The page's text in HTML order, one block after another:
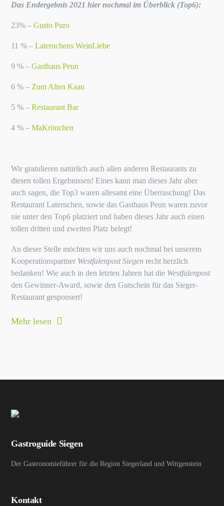
Das Endergebnis 2021 hier nochmal im Überblick (Top6):
23% –Gusto Puro
11 % –Laternchens WeinLiebe
9 % –Gasthaus Peun
6 % – Zum Alten Kaan
5 % –Restaurant Bar
4 % –MaKrönchen
Wir gratulieren natürlich auch allen anderen Restaurants zu
diesen tollen Ergebnissen! Eines kann man dieses Jahr aber
auch sagen, die Top3 waren allesamt eine Überraschung! Das
Restaurant Laternchen, sowie das Gasthaus Peun waren zuvor
nie unter den Top6 platziert und haben dieses Jahr auch einen
tollen dritten und zweiten Platz belegt!
An dieser Stelle möchten wir uns auch nochmal bei unserem
Kooperationspartner Westfalenpost Siegen recht herzlich
bedanken! Wie auch in den letzten Jahren hat die Westfalenpost
den Gewinner-Award, sowie den Gutschein für das Sieger-
Restaurant gesponsert!
Mehr lesen
Gastroguide Siegen
Der Gastronomieführer für die Region Siegerland und Wittgenstein
Kontakt